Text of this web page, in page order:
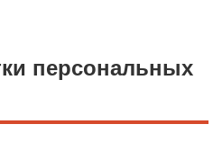
персональных